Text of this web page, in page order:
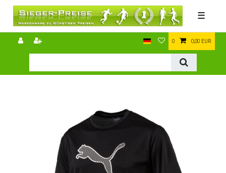
☰
0 0,00 EUR